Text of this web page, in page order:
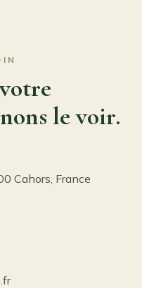
le voir.
Cahors, France